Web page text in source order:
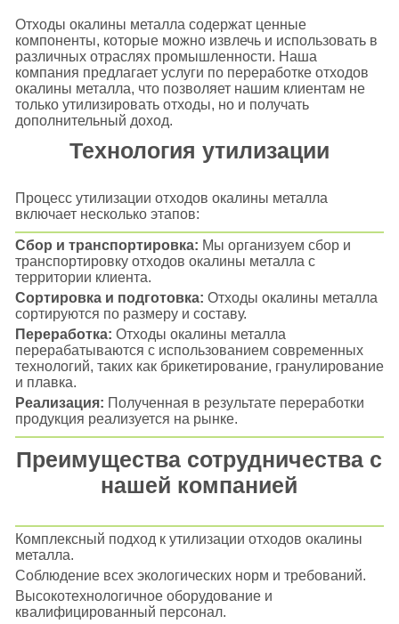
Отходы окалины металла содержат ценные
компоненты, которые можно извлечь и использовать в
различных отраслях промышленности. Наша
компания предлагает услуги по переработке отходов
окалины металла, что позволяет нашим клиентам не
только утилизировать отходы, но и получать
дополнительный доход.
Технология утилизации
Процесс утилизации отходов окалины металла
включает несколько этапов:
Сбор и транспортировка: Мы организуем сбор и
транспортировку отходов окалины металла с
территории клиента.
Сортировка и подготовка: Отходы окалины металла
сортируются по размеру и составу.
Переработка: Отходы окалины металла
перерабатываются с использованием современных
технологий, таких как брикетирование, гранулирование
и плавка.
Реализация: Полученная в результате переработки
продукция реализуется на рынке.
Преимущества сотрудничества с
нашей компанией
Комплексный подход к утилизации отходов окалины
металла.
Соблюдение всех экологических норм и требований.
Высокотехнологичное оборудование и
квалифицированный персонал.